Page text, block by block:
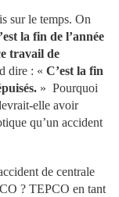
sur le temps. On
la fin de l’année
travail de
dire : « C’est la fin
» Pourquoi
elle avoir
qu’un accident
de centrale
? TEPCO en tant